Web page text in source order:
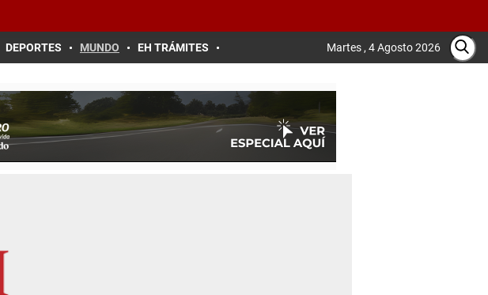
DEPORTES MUNDO EH TRÁMITES Martes , 4 Agosto 2026